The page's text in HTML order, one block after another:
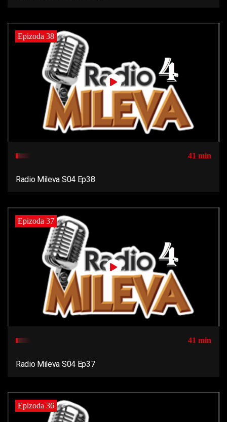
Epizoda 38
41 min
Radio Mileva S04 Ep38
Epizoda 37
41 min
Radio Mileva S04 Ep37
Epizoda 36